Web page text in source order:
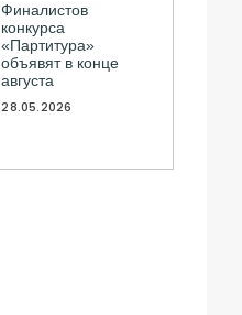
Финалистов
конкурса
«Партитура»
объявят в конце
августа
28.05.2026